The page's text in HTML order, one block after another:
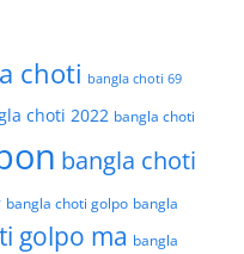
choti bangla choti 69
choti 2022 bangla choti
bangla choti
bangla choti golpo bangla
golpo ma bangla